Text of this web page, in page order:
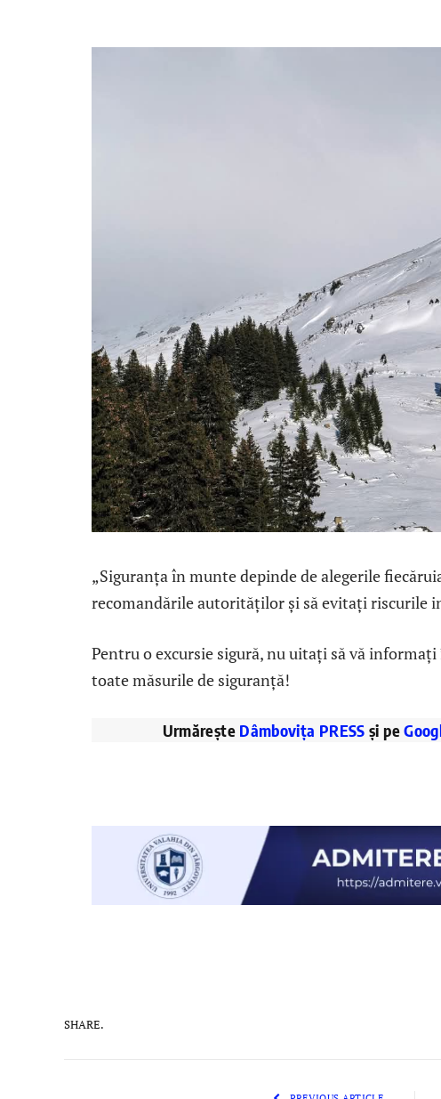
„Siguranța în munte depinde de alegerile
recomandările autorităților și să evitați riscurile
Pentru o excursie sigură, nu uitați să vă
toate măsurile de siguranță!
Urmărește Dâmbovița PRESS și pe
SHARE.